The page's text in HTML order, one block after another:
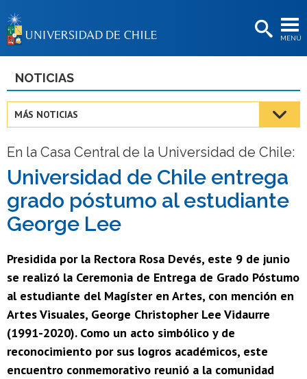
MENÚ
BIBLIOTECAS
Estudiantes
Académicas/os
Funcionarias/os
Egresadas/os
NOTICIAS
MÁS NOTICIAS
En la Casa Central de la Universidad de Chile:
Universidad de Chile entrega
grado póstumo al estudiante
George Lee
Presidida por la Rectora Rosa Devés, este 9 de junio
se realizó la Ceremonia de Entrega de Grado Póstumo
al estudiante del Magíster en Artes, con mención en
Artes Visuales, George Christopher Lee Vidaurre
(1991-2020). Como un acto simbólico y de
reconocimiento por sus logros académicos, este
encuentro conmemorativo reunió a la comunidad